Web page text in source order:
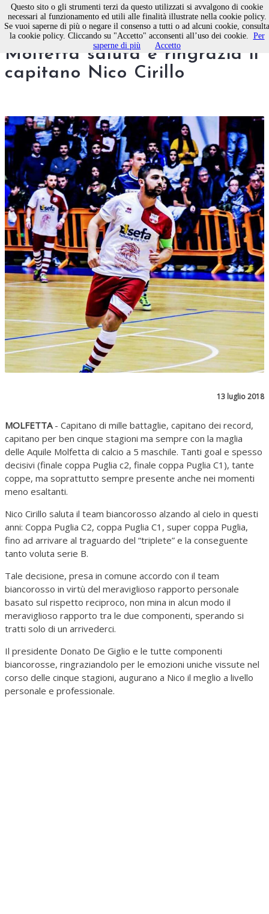
Calcio a 5 maschile. La Sefa
Molfetta saluta e ringrazia il
capitano Nico Cirillo
13 luglio 2018
MOLFETTA- Capitano di mille battaglie, capitano dei record,
capitano per ben cinque stagioni ma sempre con la maglia
delle Aquile Molfetta di calcio a 5 maschile. Tanti goal e spesso
decisivi (finale coppa Puglia c2, finale coppa Puglia C1), tante
coppe, ma soprattutto sempre presente anche nei momenti
meno esaltanti.
Nico Cirillo saluta il team biancorosso alzando al cielo in questi
anni: Coppa Puglia C2, coppa Puglia C1, super coppa Puglia,
fino ad arrivare al traguardo del “triplete” e la conseguente
tanto voluta serie B.
Tale decisione, presa in comune accordo con il team
biancorosso in virtù del meraviglioso rapporto personale
basato sul rispetto reciproco, non mina in alcun modo il
meraviglioso rapporto tra le due componenti, sperando si
tratti solo di un arrivederci.
Il presidente Donato De Giglio e le tutte componenti
biancorosse, ringraziandolo per le emozioni uniche vissute nel
corso delle cinque stagioni, augurano a Nico il meglio a livello
personale e professionale.
Questo sito o gli strumenti terzi da questo utilizzati si avvalgono di cookie
necessari al funzionamento ed utili alle finalità illustrate nella cookie policy.
Se vuoi saperne di più o negare il consenso a tutti o ad alcuni cookie, consulta
la cookie policy. Cliccando su "Accetto" acconsenti all’uso dei cookie. Per
saperne di più
Accetto